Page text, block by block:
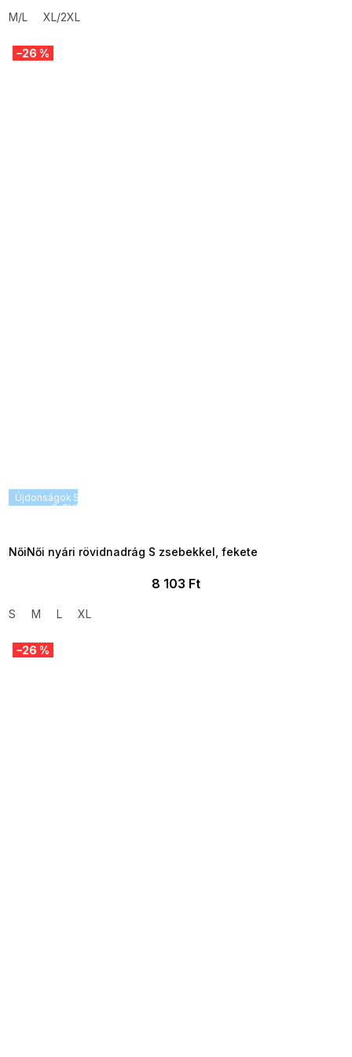
M/L XL/2XL
Újdonságok SUMMER SALE -35% ?
G_SUMMER35:35:HUF:P:f!2026-
–26 %
NőiNői nyári rövidnadrág S zsebekkel, fekete
8 103 Ft
S M L XL
–26 %